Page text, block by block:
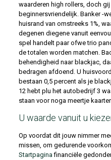
waarderen high rollers, doch
beginnersvriendelijk. Banker -
huisrand van omstreeks 1%,
degenen diegene vanuit
spel handelt paar ofwe trio
de totalen worden matchen.
behendigheid naar blackjac,
bedragen afdoend. U
bestaan 0,5 percent als je
12 hebt plu het autobedrijf 3
staan voor noga meertje
U waarde vanuit u
Op voordat dit jouw nimmer
missen, om gedurende
Startpaginafinanciële